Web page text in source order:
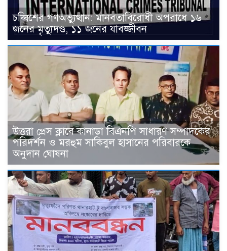
চব্বিশের গণঅভ্যুত্থান: মানবতাবিরোধী অপরাধে ১৬
জনের মৃত্যুদণ্ড, ১১ জনের যাবজ্জীবন
উত্তরা প্রেস ক্লাবে কানাডা বিএনপি সাধারণ সম্পাদকের
পরিদর্শন ও মরহুম সাকিবুল হাসানের পরিবারকে
অনুদান ঘোষনা